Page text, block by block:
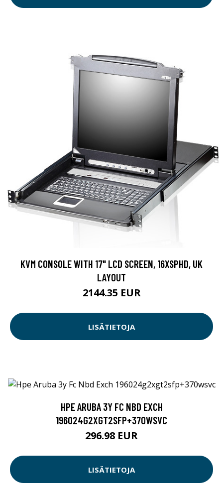
KVM CONSOLE WITH 17" LCD SCREEN, 16XSPHD, UK
LAYOUT
2144.35 EUR
LISÄTIETOJA
HPE ARUBA 3Y FC NBD EXCH
196024G2XGT2SFP+370WSVC
296.98 EUR
LISÄTIETOJA